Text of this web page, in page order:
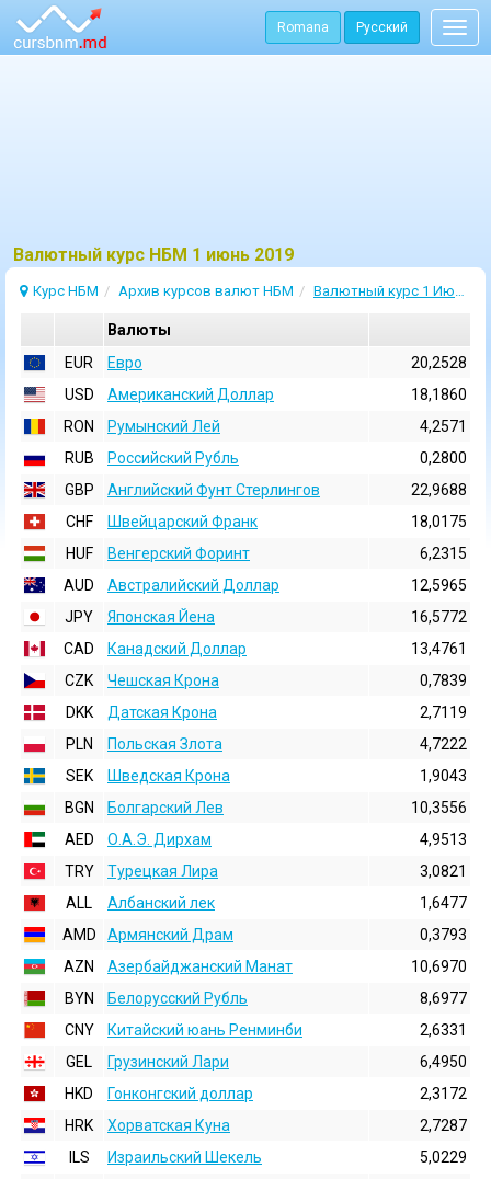
Romana Русский
Bалютный курс НБМ 1 июнь 2019
Курс НБМ Архив курсов валют НБМ Валютный курс 1 Июнь 2019
Валюты
EUR
Евро
20,2528
USD
Aмериканский Доллар
18,1860
RON
Румынский Лей
4,2571
RUB
Российский Рубль
0,2800
GBP
Английский Фунт Стерлингов
22,9688
CHF
Швейцарский Франк
18,0175
HUF
Венгерский Форинт
6,2315
AUD
Австралийский Доллар
12,5965
JPY
Японская Йена
16,5772
CAD
Канадский Доллар
13,4761
CZK
Чешская Крона
0,7839
DKK
Датская Крона
2,7119
PLN
Польская Злота
4,7222
SEK
Шведская Крона
1,9043
BGN
Болгарский Лев
10,3556
AED
О.А.Э. Дирхам
4,9513
TRY
Турецкая Лира
3,0821
ALL
Албанский лек
1,6477
AMD
Армянский Драм
0,3793
AZN
Азербайджанский Манат
10,6970
BYN
Белорусский Рубль
8,6977
CNY
Китайский юань Ренминби
2,6331
GEL
Грузинский Лари
6,4950
HKD
Гонконгский доллаp
2,3172
HRK
Хорватская Куна
2,7287
ILS
Израильский Шекель
5,0229